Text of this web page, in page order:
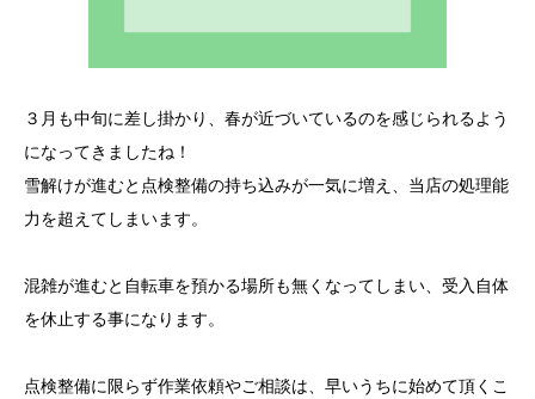
３月も中旬に差し掛かり、春が近づいているのを感じられるよう
になってきましたね！
雪解けが進むと点検整備の持ち込みが一気に増え、当店の処理能
力を超えてしまいます。
混雑が進むと自転車を預かる場所も無くなってしまい、受入自体
を休止する事になります。
点検整備に限らず作業依頼やご相談は、早いうちに始めて頂くこ